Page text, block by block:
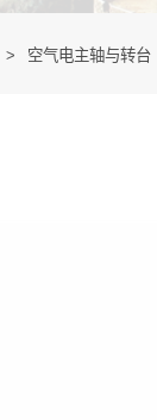
> 空气电主轴与转台